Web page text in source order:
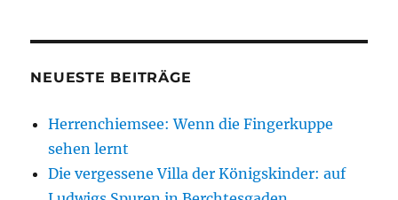
NEUESTE BEITRÄGE
Herrenchiemsee: Wenn die Fingerkuppe
sehen lernt
Die vergessene Villa der Königskinder: auf